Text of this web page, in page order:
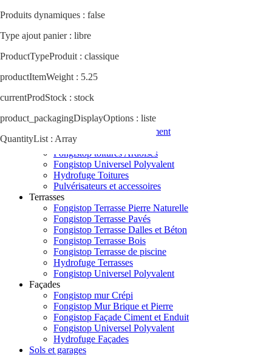
Actualités
Qui sommes nous ?
02 78 77 52 55
Menu
Toitures
Fongistop toitures Fibrociment
Fongistop toitures Tuiles
Fongistop toitures Ardoises
Fongistop Universel Polyvalent
Hydrofuge Toitures
Pulvérisateurs et accessoires
Terrasses
Fongistop Terrasse Pierre Naturelle
Fongistop Terrasse Pavés
Fongistop Terrasse Dalles et Béton
Fongistop Terrasse Bois
Fongistop Terrasse de piscine
Hydrofuge Terrasses
Fongistop Universel Polyvalent
Façades
Fongistop mur Crépi
Fongistop Mur Brique et Pierre
Fongistop Façade Ciment et Enduit
Fongistop Universel Polyvalent
Hydrofuge Façades
Sols et garages
Produits dynamiques : false
Type ajout panier : libre
ProductTypeProduit : classique
productItemWeight : 5.25
currentProdStock : stock
product_packagingDisplayOptions : liste
QuantityList : Array